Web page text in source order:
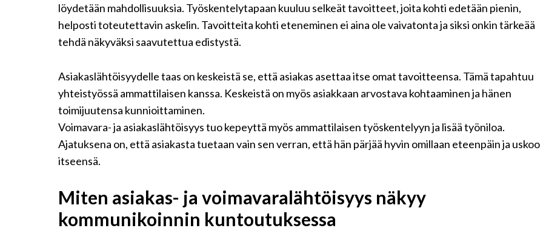
löydetään mahdollisuuksia. Työskentelytapaan kuuluu selkeät tavoitteet, joita kohti edetään pienin,
helposti toteutettavin askelin. Tavoitteita kohti eteneminen ei aina ole vaivatonta ja siksi onkin tärkeää
tehdä näkyväksi saavutettua edistystä.
Asiakaslähtöisyydelle taas on keskeistä se, että asiakas asettaa itse omat tavoitteensa. Tämä tapahtuu
yhteistyössä ammattilaisen kanssa. Keskeistä on myös asiakkaan arvostava kohtaaminen ja hänen
toimijuutensa kunnioittaminen.
Voimavara- ja asiakaslähtöisyys tuo kepeyttä myös ammattilaisen työskentelyyn ja lisää työniloa.
Ajatuksena on, että asiakasta tuetaan vain sen verran, että hän pärjää hyvin omillaan eteenpäin ja uskoo
itseensä.
Miten asiakas- ja voimavaralähtöisyys näkyy
kommunikoinnin kuntoutuksessa